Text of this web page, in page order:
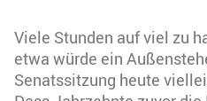
Viele Stunden auf viel zu
etwa würde ein
Senatssitzung heute